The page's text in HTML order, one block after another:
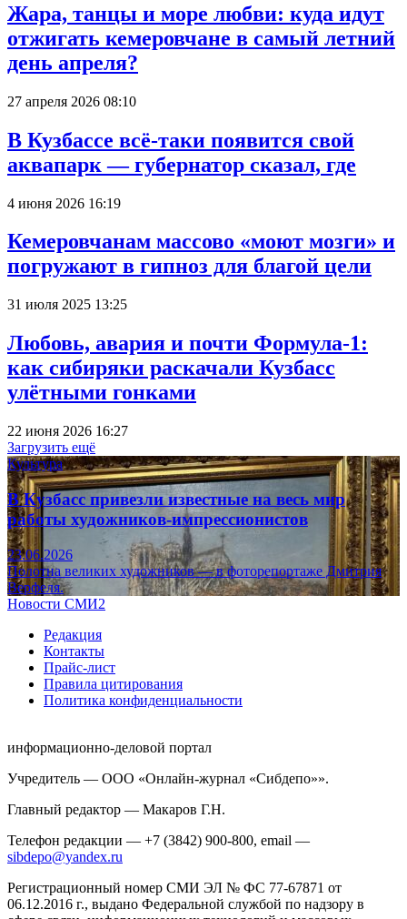
Жара, танцы и море любви: куда идут
отжигать кемеровчане в самый летний
день апреля?
27 апреля 2026 08:10
В Кузбассе всё-таки появится свой
аквапарк — губернатор сказал, где
4 июня 2026 16:19
Кемеровчанам массово «моют мозги» и
погружают в гипноз для благой цели
31 июля 2025 13:25
Любовь, авария и почти Формула-1:
как сибиряки раскачали Кузбасс
улётными гонками
22 июня 2026 16:27
Загрузить ещё
Культура
В Кузбасс привезли известные на весь мир
работы художников-импрессионистов
23.06.2026
Полотна великих художников — в фоторепортаже Дмитрия
Верфеля.
Новости СМИ2
Редакция
Контакты
Прайс-лист
Правила цитирования
Политика конфиденциальности
информационно-деловой портал
Учредитель — ООО «Онлайн-журнал «Сибдепо»».
Главный редактор — Макаров Г.Н.
Телефон редакции — +7 (3842) 900-800, email —
sibdepo@yandex.ru
Регистрационный номер СМИ ЭЛ № ФС 77-67871 от
06.12.2016 г., выдано Федеральной службой по надзору в